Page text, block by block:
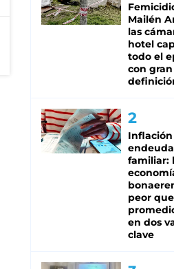
Mailén
las
hotel
todo el
con gran
Inflación
familiar:
peor
en dos
clave